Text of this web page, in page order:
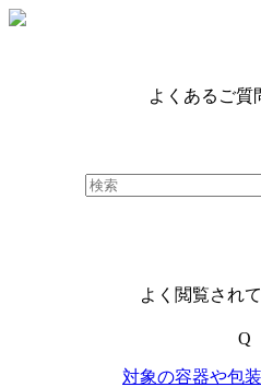
よくあるご質
よく閲覧され
Q
対象の容器や包